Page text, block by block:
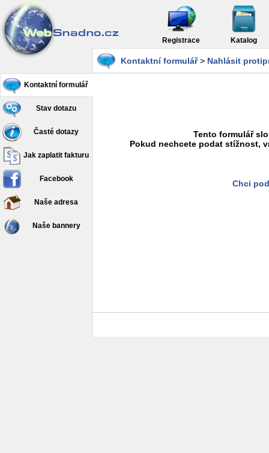
Registrace Katalog
Kontaktní formulář
Stav dotazu
Časté dotazy
Jak zaplatit fakturu
Facebook
Naše adresa
Naše bannery
Kontaktní formulář> Nahlásit
Tento formulář
Pokud nechcete podat stížnost,
Chci